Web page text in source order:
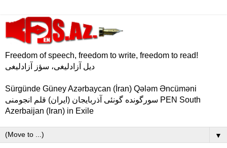
Freedom of speech, freedom to write, freedom to read!
دیل آزادلیغی، سؤز آزادلیغی
Sürgünde Güney Azərbaycan (İran) Qələm Əncüməni
سورگونده گونئی آذربایجان (ایران) قلم انجومنی PEN South
Azerbaijan (Iran) in Exile
▼